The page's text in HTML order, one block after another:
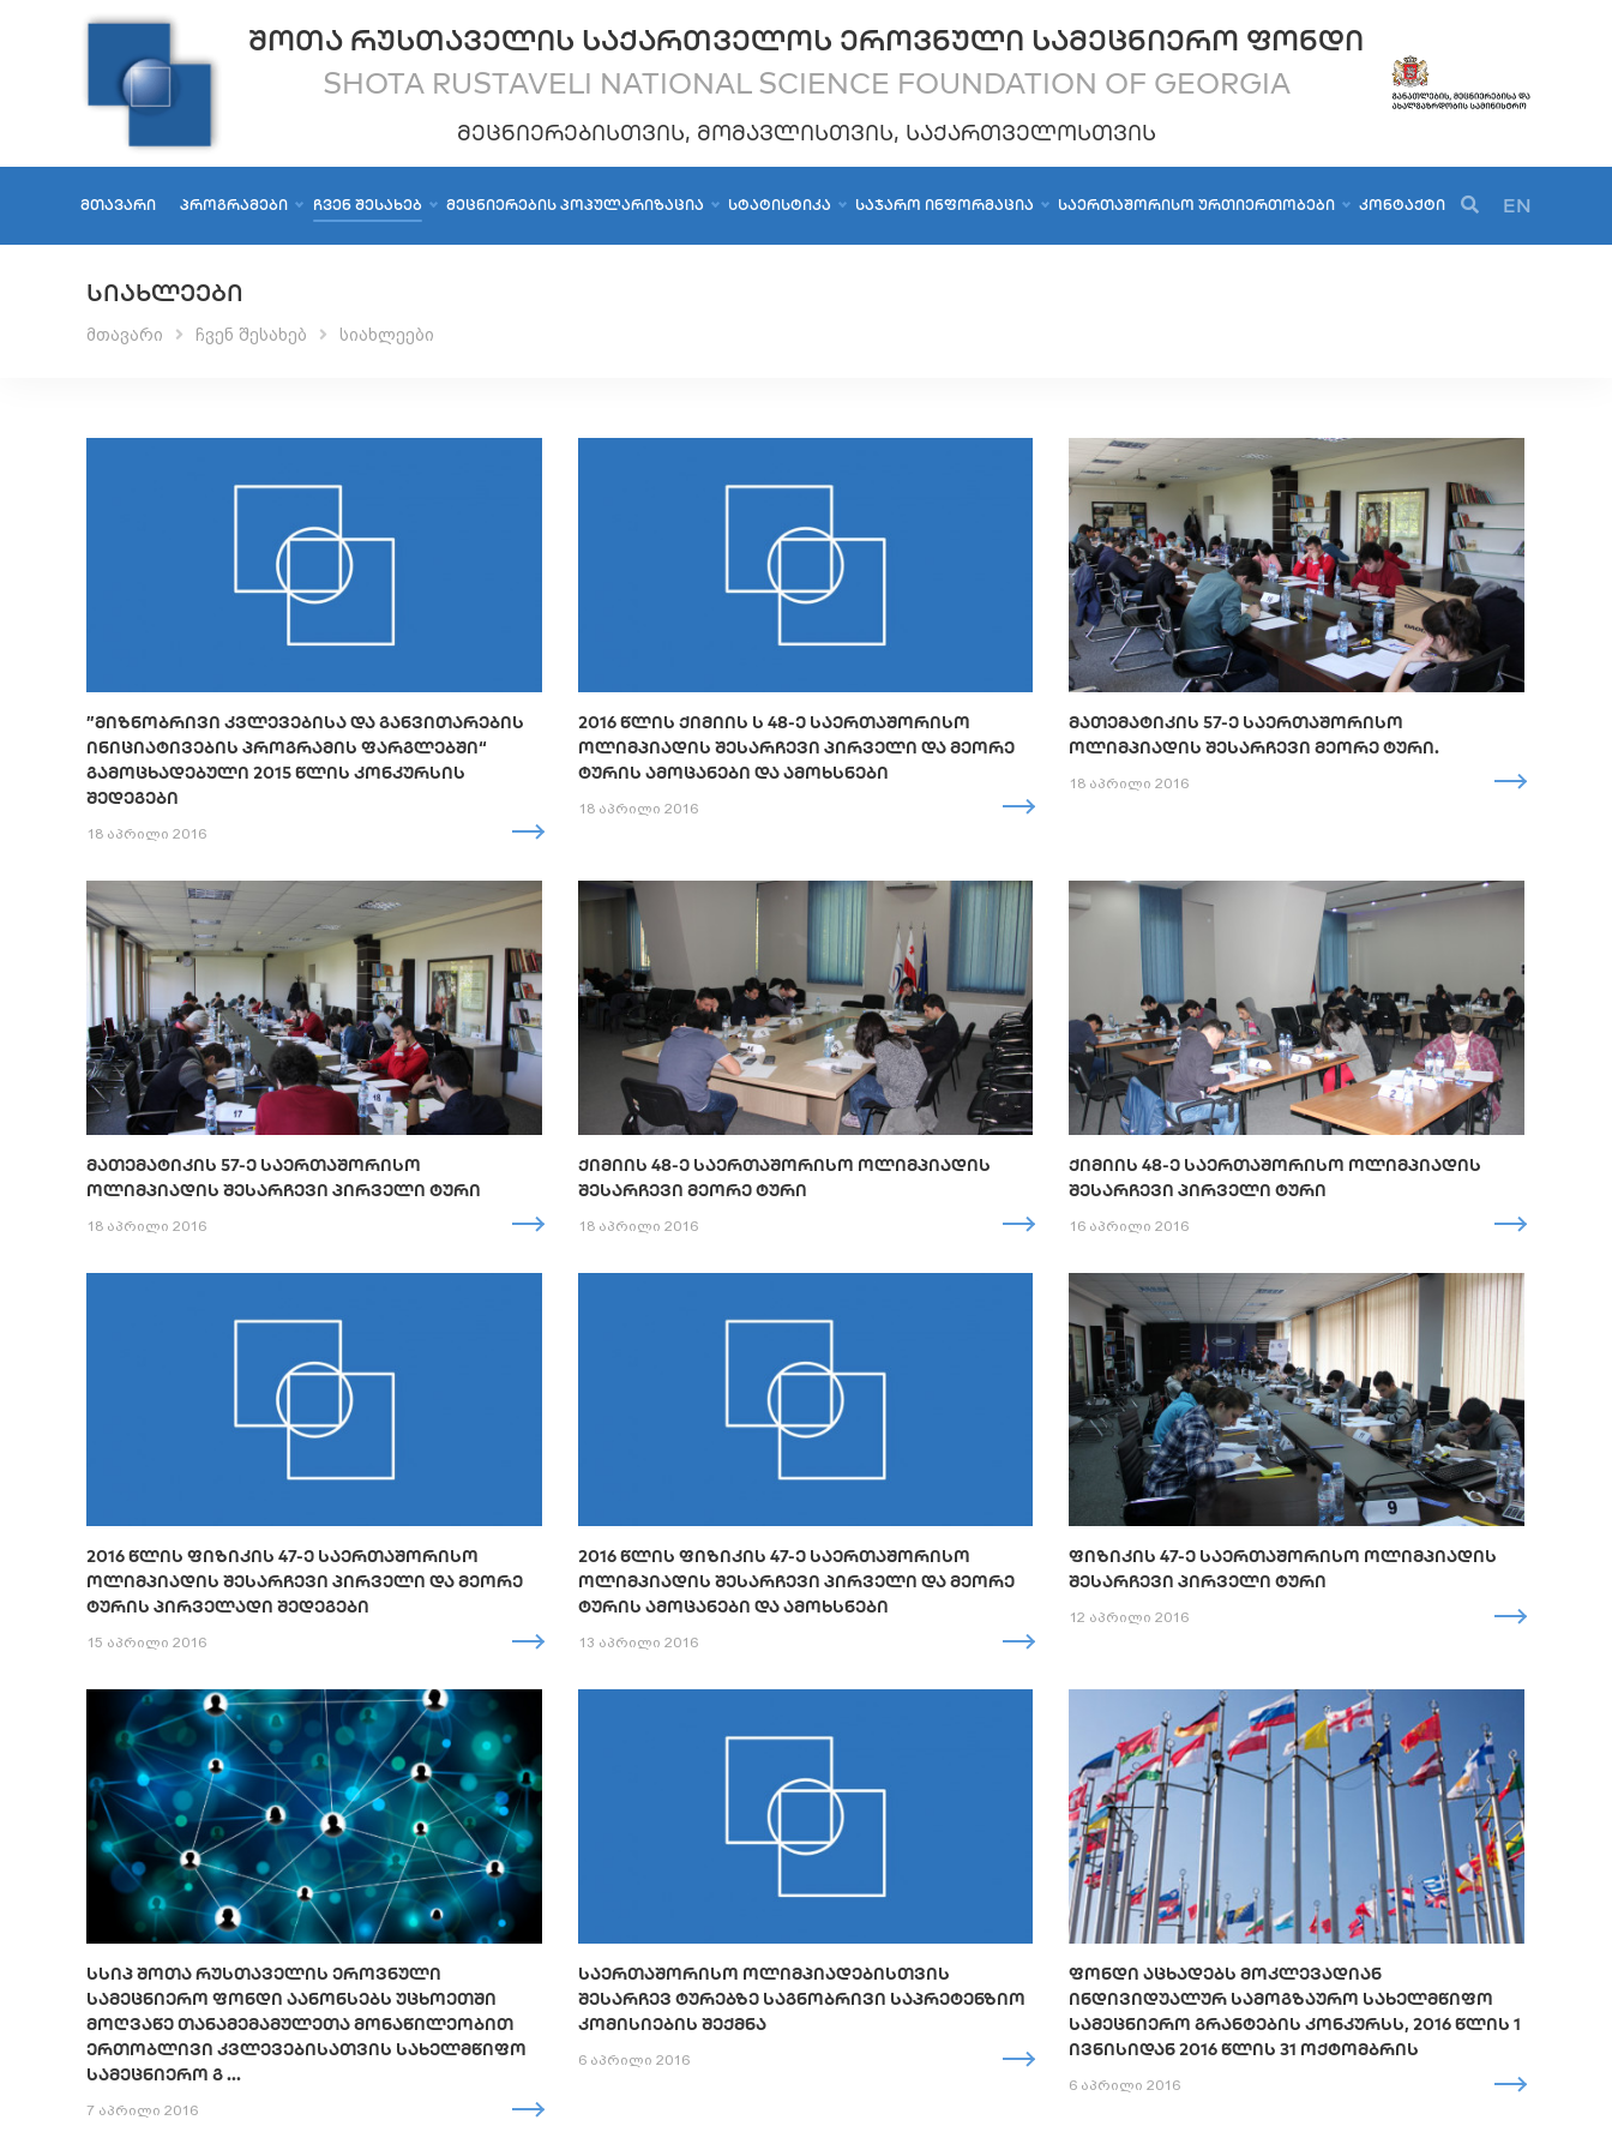
ᲨᲝᲗᲐ ᲠᲣᲡᲗᲐᲕᲔᲚᲘᲡ ᲡᲐᲥᲐᲠᲗᲕᲔᲚᲝᲡ ᲔᲠᲝᲕᲜᲣᲚᲘ ᲡᲐᲛᲔᲪᲜᲘᲔᲠᲝ ᲤᲝᲜᲓᲘ
SHOTA RUSTAVELI NATIONAL SCIENCE FOUNDATION OF GEORGIA
ᲛᲔᲪᲜᲘᲔᲠᲔᲑᲘᲡᲗᲕᲘᲡ, ᲛᲝᲛᲐᲕᲚᲘᲡᲗᲕᲘᲡ, ᲡᲐᲥᲐᲠᲗᲕᲔᲚᲝᲡᲗᲕᲘᲡ
ᲛᲗᲐᲕᲐᲠᲘ ᲞᲠᲝᲒᲠᲐᲛᲔᲑᲘ ᲩᲕᲔᲜ ᲨᲔᲡᲐᲮᲔᲑ ᲛᲔᲪᲜᲘᲔᲠᲔᲑᲘᲡ ᲞᲝᲞᲣᲚᲐᲠᲘᲖᲐᲪᲘᲐ ᲡᲢᲐᲢᲘᲡᲢᲘᲙᲐ ᲡᲐᲯᲐᲠᲝ ᲘᲜᲤᲝᲠᲛᲐᲪᲘᲐ ᲡᲐᲔᲠᲗᲐᲨᲝᲠᲘᲡᲝ ᲣᲠᲗᲘᲔᲠᲗᲝᲑᲔᲑᲘ ᲙᲝᲜᲢᲐᲥᲢᲘ EN
ᲡᲘᲐᲮᲚᲔᲔᲑᲘ
მთავარი ჩვენ შესახებ სიახლეები
”ᲛᲘᲖᲜᲝᲑᲠᲘᲕᲘ ᲙᲕᲚᲔᲕᲔᲑᲘᲡᲐ ᲓᲐ ᲒᲐᲜᲕᲘᲗᲐᲠᲔᲑᲘᲡ
ᲘᲜᲘᲪᲘᲐᲢᲘᲕᲔᲑᲘᲡ ᲞᲠᲝᲒᲠᲐᲛᲘᲡ ᲤᲐᲠᲒᲚᲔᲑᲨᲘ“
ᲒᲐᲛᲝᲪᲮᲐᲓᲔᲑᲣᲚᲘ 2015 ᲬᲚᲘᲡ ᲙᲝᲜᲙᲣᲠᲡᲘᲡ
ᲨᲔᲓᲔᲒᲔᲑᲘ
18 აპრილი 2016
2016 ᲬᲚᲘᲡ ᲥᲘᲛᲘᲘᲡ Ს 48-Ე ᲡᲐᲔᲠᲗᲐᲨᲝᲠᲘᲡᲝ
ᲝᲚᲘᲛᲞᲘᲐᲓᲘᲡ ᲨᲔᲡᲐᲠᲩᲔᲕᲘ ᲞᲘᲠᲕᲔᲚᲘ ᲓᲐ ᲛᲔᲝᲠᲔ
ᲢᲣᲠᲘᲡ ᲐᲛᲝᲪᲐᲜᲔᲑᲘ ᲓᲐ ᲐᲛᲝᲮᲡᲜᲔᲑᲘ
18 აპრილი 2016
ᲛᲐᲗᲔᲛᲐᲢᲘᲙᲘᲡ 57-Ე ᲡᲐᲔᲠᲗᲐᲨᲝᲠᲘᲡᲝ
ᲝᲚᲘᲛᲞᲘᲐᲓᲘᲡ ᲨᲔᲡᲐᲠᲩᲔᲕᲘ ᲛᲔᲝᲠᲔ ᲢᲣᲠᲘ.
18 აპრილი 2016
ᲛᲐᲗᲔᲛᲐᲢᲘᲙᲘᲡ 57-Ე ᲡᲐᲔᲠᲗᲐᲨᲝᲠᲘᲡᲝ
ᲝᲚᲘᲛᲞᲘᲐᲓᲘᲡ ᲨᲔᲡᲐᲠᲩᲔᲕᲘ ᲞᲘᲠᲕᲔᲚᲘ ᲢᲣᲠᲘ
18 აპრილი 2016
ᲥᲘᲛᲘᲘᲡ 48-Ე ᲡᲐᲔᲠᲗᲐᲨᲝᲠᲘᲡᲝ ᲝᲚᲘᲛᲞᲘᲐᲓᲘᲡ
ᲨᲔᲡᲐᲠᲩᲔᲕᲘ ᲛᲔᲝᲠᲔ ᲢᲣᲠᲘ
18 აპრილი 2016
ᲥᲘᲛᲘᲘᲡ 48-Ე ᲡᲐᲔᲠᲗᲐᲨᲝᲠᲘᲡᲝ ᲝᲚᲘᲛᲞᲘᲐᲓᲘᲡ
ᲨᲔᲡᲐᲠᲩᲔᲕᲘ ᲞᲘᲠᲕᲔᲚᲘ ᲢᲣᲠᲘ
16 აპრილი 2016
2016 ᲬᲚᲘᲡ ᲤᲘᲖᲘᲙᲘᲡ 47-Ე ᲡᲐᲔᲠᲗᲐᲨᲝᲠᲘᲡᲝ
ᲝᲚᲘᲛᲞᲘᲐᲓᲘᲡ ᲨᲔᲡᲐᲠᲩᲔᲕᲘ ᲞᲘᲠᲕᲔᲚᲘ ᲓᲐ ᲛᲔᲝᲠᲔ
ᲢᲣᲠᲘᲡ ᲞᲘᲠᲕᲔᲚᲐᲓᲘ ᲨᲔᲓᲔᲒᲔᲑᲘ
15 აპრილი 2016
2016 ᲬᲚᲘᲡ ᲤᲘᲖᲘᲙᲘᲡ 47-Ე ᲡᲐᲔᲠᲗᲐᲨᲝᲠᲘᲡᲝ
ᲝᲚᲘᲛᲞᲘᲐᲓᲘᲡ ᲨᲔᲡᲐᲠᲩᲔᲕᲘ ᲞᲘᲠᲕᲔᲚᲘ ᲓᲐ ᲛᲔᲝᲠᲔ
ᲢᲣᲠᲘᲡ ᲐᲛᲝᲪᲐᲜᲔᲑᲘ ᲓᲐ ᲐᲛᲝᲮᲡᲜᲔᲑᲘ
13 აპრილი 2016
ᲤᲘᲖᲘᲙᲘᲡ 47-Ე ᲡᲐᲔᲠᲗᲐᲨᲝᲠᲘᲡᲝ ᲝᲚᲘᲛᲞᲘᲐᲓᲘᲡ
ᲨᲔᲡᲐᲠᲩᲔᲕᲘ ᲞᲘᲠᲕᲔᲚᲘ ᲢᲣᲠᲘ
12 აპრილი 2016
ᲡᲡᲘᲞ ᲨᲝᲗᲐ ᲠᲣᲡᲗᲐᲕᲔᲚᲘᲡ ᲔᲠᲝᲕᲜᲣᲚᲘ
ᲡᲐᲛᲔᲪᲜᲘᲔᲠᲝ ᲤᲝᲜᲓᲘ ᲐᲐᲜᲝᲜᲡᲔᲑᲡ ᲣᲪᲮᲝᲔᲗᲨᲘ
ᲛᲝᲦᲕᲐᲬᲔ ᲗᲐᲜᲐᲛᲔᲛᲐᲛᲣᲚᲔᲗᲐ ᲛᲝᲜᲐᲬᲘᲚᲔᲝᲑᲘᲗ
ᲔᲠᲗᲝᲑᲚᲘᲕᲘ ᲙᲕᲚᲔᲕᲔᲑᲘᲡᲐᲗᲕᲘᲡ ᲡᲐᲮᲔᲚᲛᲬᲘᲤᲝ
ᲡᲐᲛᲔᲪᲜᲘᲔᲠᲝ Გ ...
7 აპრილი 2016
ᲡᲐᲔᲠᲗᲐᲨᲝᲠᲘᲡᲝ ᲝᲚᲘᲛᲞᲘᲐᲓᲔᲑᲘᲡᲗᲕᲘᲡ
ᲨᲔᲡᲐᲠᲩᲔᲕ ᲢᲣᲠᲔᲑᲖᲔ ᲡᲐᲒᲜᲝᲑᲠᲘᲕᲘ ᲡᲐᲞᲠᲔᲢᲔᲜᲖᲘᲝ
ᲙᲝᲛᲘᲡᲘᲔᲑᲘᲡ ᲨᲔᲥᲛᲜᲐ
6 აპრილი 2016
ᲤᲝᲜᲓᲘ ᲐᲪᲮᲐᲓᲔᲑᲡ ᲛᲝᲙᲚᲔᲕᲐᲓᲘᲐᲜ
ᲘᲜᲓᲘᲕᲘᲓᲣᲐᲚᲣᲠ ᲡᲐᲛᲝᲒᲖᲐᲣᲠᲝ ᲡᲐᲮᲔᲚᲛᲬᲘᲤᲝ
ᲡᲐᲛᲔᲪᲜᲘᲔᲠᲝ ᲒᲠᲐᲜᲢᲔᲑᲘᲡ ᲙᲝᲜᲙᲣᲠᲡᲡ, 2016 ᲬᲚᲘᲡ 1
ᲘᲕᲜᲘᲡᲘᲓᲐᲜ 2016 ᲬᲚᲘᲡ 31 ᲝᲥᲢᲝᲛᲑᲠᲘᲡ
6 აპრილი 2016